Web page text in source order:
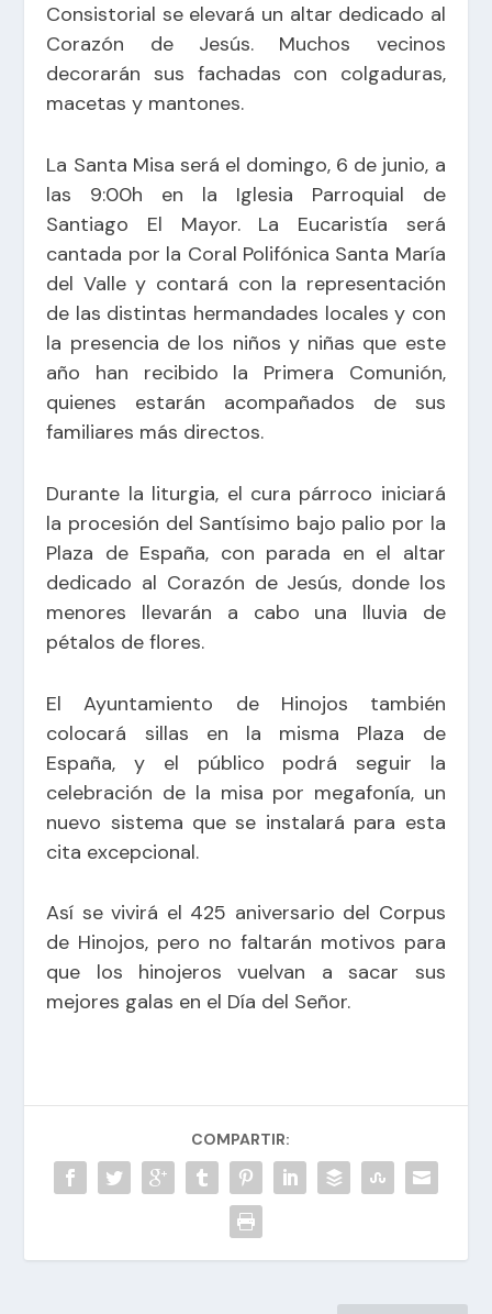
Consistorial se elevará un altar dedicado al
Corazón de Jesús. Muchos vecinos
decorarán sus fachadas con colgaduras,
macetas y mantones.
La Santa Misa será el domingo, 6 de junio, a
las 9:00h en la Iglesia Parroquial de
Santiago El Mayor. La Eucaristía será
cantada por la Coral Polifónica Santa María
del Valle y contará con la representación
de las distintas hermandades locales y con
la presencia de los niños y niñas que este
año han recibido la Primera Comunión,
quienes estarán acompañados de sus
familiares más directos.
Durante la liturgia, el cura párroco iniciará
la procesión del Santísimo bajo palio por la
Plaza de España, con parada en el altar
dedicado al Corazón de Jesús, donde los
menores llevarán a cabo una lluvia de
pétalos de flores.
El Ayuntamiento de Hinojos también
colocará sillas en la misma Plaza de
España, y el público podrá seguir la
celebración de la misa por megafonía, un
nuevo sistema que se instalará para esta
cita excepcional.
Así se vivirá el 425 aniversario del Corpus
de Hinojos, pero no faltarán motivos para
que los hinojeros vuelvan a sacar sus
mejores galas en el Día del Señor.
COMPARTIR: